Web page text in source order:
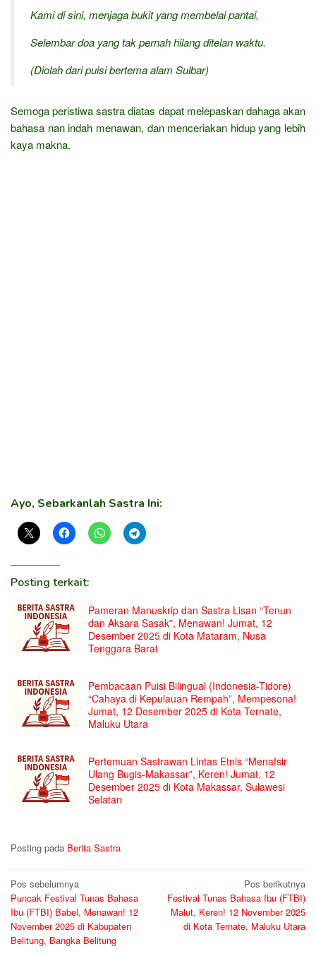
Kami di sini, menjaga bukit yang membelai pantai,
Selembar doa yang tak pernah hilang ditelan waktu.
(Diolah dari puisi bertema alam Sulbar)
Semoga peristiwa sastra diatas dapat melepaskan dahaga akan
bahasa nan indah menawan, dan menceriakan hidup yang lebih
kaya makna.
Ayo, Sebarkanlah Sastra Ini:
Posting terkait:
Pameran Manuskrip dan Sastra Lisan “Tenun
dan Aksara Sasak”, Menawan! Jumat, 12
Desember 2025 di Kota Mataram, Nusa
Tenggara Barat
Pembacaan Puisi Bilingual (Indonesia-Tidore)
“Cahaya di Kepulauan Rempah”, Mempesona!
Jumat, 12 Desember 2025 di Kota Ternate,
Maluku Utara
Pertemuan Sastrawan Lintas Etnis “Menafsir
Ulang Bugis-Makassar”, Keren! Jumat, 12
Desember 2025 di Kota Makassar, Sulawesi
Selatan
Posting pada Berita Sastra
Navigasi
pos
Pos sebelumnya
Puncak Festival Tunas Bahasa
Ibu (FTBI) Babel, Menawan! 12
November 2025 di Kabupaten
Belitung, Bangka Belitung
Pos berikutnya
Festival Tunas Bahasa Ibu (FTBI)
Malut, Keren! 12 November 2025
di Kota Ternate, Maluku Utara